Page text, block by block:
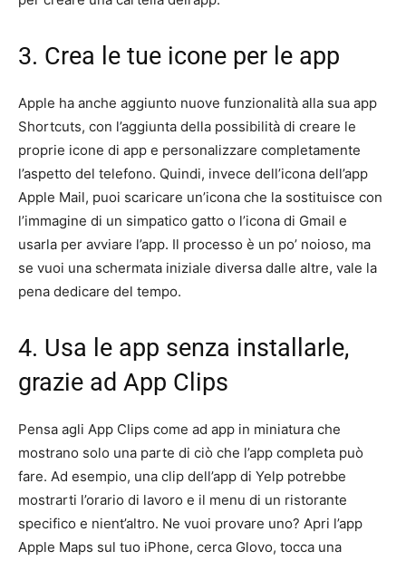
3. Crea le tue icone per le app
Apple ha anche aggiunto nuove funzionalità alla sua app
Shortcuts, con l’aggiunta della possibilità di creare le
proprie icone di app e personalizzare completamente
l’aspetto del telefono. Quindi, invece dell’icona dell’app
Apple Mail, puoi scaricare un’icona che la sostituisce con
l’immagine di un simpatico gatto o l’icona di Gmail e
usarla per avviare l’app. Il processo è un po’ noioso, ma
se vuoi una schermata iniziale diversa dalle altre, vale la
pena dedicare del tempo.
4. Usa le app senza installarle,
grazie ad App Clips
Pensa agli App Clips come ad app in miniatura che
mostrano solo una parte di ciò che l’app completa può
fare. Ad esempio, una clip dell’app di Yelp potrebbe
mostrarti l’orario di lavoro e il menu di un ristorante
specifico e nient’altro. Ne vuoi provare uno? Apri l’app
Apple Maps sul tuo iPhone, cerca Glovo, tocca una